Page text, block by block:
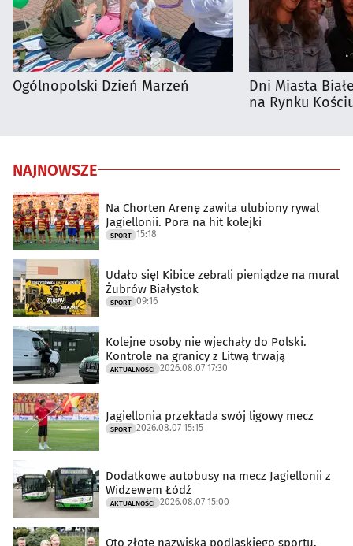
Ogólnopolski Dzień Marzeń
Dni Miasta
na Rynku
NAJNOWSZE
Na Chorten Arenę zawita ulubiony rywal
Jagiellonii. Pora na hit kolejki
SPORT 15:18
Udało się! Kibice zebrali pieniądze na mural
Żubrów Białystok
SPORT 09:16
Kolejne osoby nie wjechały do Polski.
Kontrole na granicy z Litwą trwają
AKTUALNOŚCI 2026.08.07 17:30
Jagiellonia przekłada swój ligowy mecz
SPORT 2026.08.07 15:15
Dodatkowe autobusy na mecz Jagiellonii z
Widzewem Łódź
AKTUALNOŚCI 2026.08.07 15:00
Oto złote nazwiska podlaskiego sportu.